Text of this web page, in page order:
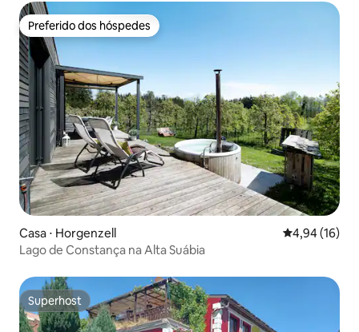
Preferido dos hóspedes
Preferido dos hóspedes
Casa ⋅ Horgenzell 4,94 de uma
4,94 (16)
Lago de Constança na Alta Suábia
Superhost
Superhost